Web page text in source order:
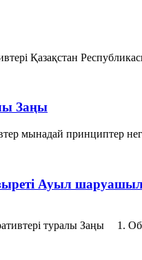
Қазақстан
Заңы
мынадай принциптер
Ауыл
туралы Заңы 1.